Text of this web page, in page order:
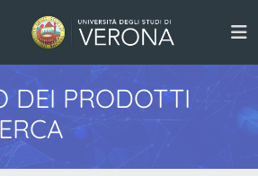
DEI PRODOTTI